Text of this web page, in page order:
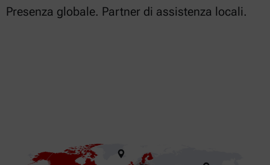
Presenza globale. Partner di assistenza locali.